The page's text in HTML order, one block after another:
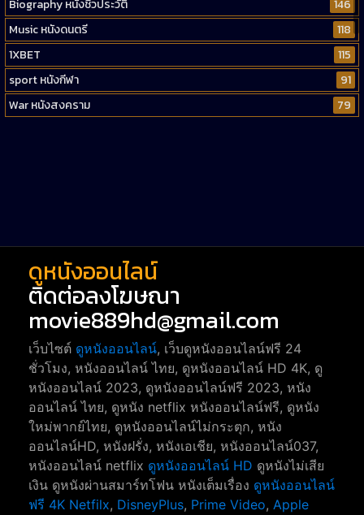
Biography หนังชีวประวัติ
146
Music หนังดนตรี
118
1XBET
115
sport หนังกีฬา
91
War หนังสงคราม
79
ดูหนังออนไลน์
ติดต่อลงโฆษณา
movie889hd@gmail.com
เว็บไซต์ ดูหนังออนไลน์, เว็บดูหนังออนไลน์ฟรี 24
ชั่วโมง, หนังออนไลน์ ไทย, ดูหนังออนไลน์ HD 4K, ดู
หนังออนไลน์ 2023, ดูหนังออนไลน์ฟรี 2023, หนัง
ออนไลน์ ไทย, ดูหนัง netflix หนังออนไลน์ฟรี, ดูหนัง
ใหม่พากย์ไทย, ดูหนังออนไลน์ไม่กระตุก, หนัง
ออนไลน์HD, หนังฝรั่ง, หนังเอเชีย, หนังออนไลน์037,
หนังออนไลน์ netflix ดูหนังออนไลน์ HD ดูหนังไม่เสีย
เงิน ดูหนังผ่านสมาร์ทโฟน หนังเต็มเรื่อง ดูหนังออนไลน์
ฟรี 4K Netfilx, DisneyPlus, Prime Video, Apple